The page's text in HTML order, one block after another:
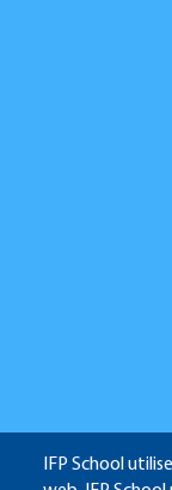
IFP School